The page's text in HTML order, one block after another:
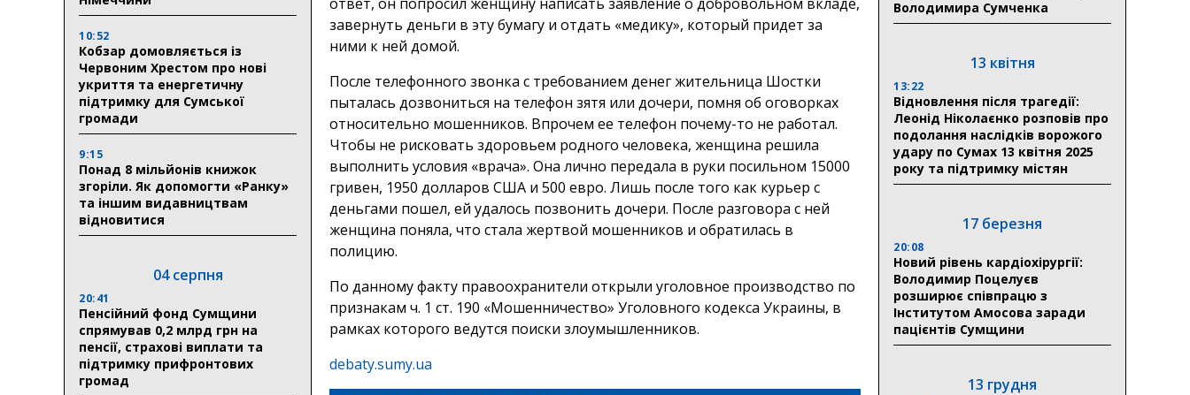
10:52
Кобзар домовляється із
Червоним Хрестом про нові
укриття та енергетичну
підтримку для Сумської
громади
9:15
Понад 8 мільйонів книжок
згоріли. Як допомогти «Ранку»
та іншим видавництвам
відновитися
04 серпня
20:41
Пенсійний фонд Сумщини
спрямував 0,2 млрд грн на
пенсії, страхові виплати та
підтримку прифронтових
громад
завернуть деньги в эту бумагу и отдать «медику», который придет за
ними к ней домой.
После телефонного звонка с требованием денег жительница Шостки
пыталась дозвониться на телефон зятя или дочери, помня об оговорках
относительно мошенников. Впрочем ее телефон почему-то не работал.
Чтобы не рисковать здоровьем родного человека, женщина решила
выполнить условия «врача». Она лично передала в руки посильном 15000
гривен, 1950 долларов США и 500 евро. Лишь после того как курьер с
деньгами пошел, ей удалось позвонить дочери. После разговора с ней
женщина поняла, что стала жертвой мошенников и обратилась в
полицию.
По данному факту правоохранители открыли уголовное производство по
признакам ч. 1 ст. 190 «Мошенничество» Уголовного кодекса Украины, в
рамках которого ведутся поиски злоумышленников.
debaty.sumy.ua
Володимира Сумченка
13 квітня
13:22
Відновлення після трагедії:
Леонід Ніколаєнко розповів про
подолання наслідків ворожого
удару по Сумах 13 квітня 2025
року та підтримку містян
17 березня
20:08
Новий рівень кардіохірургії:
Володимир Поцелуєв
розширює співпрацю з
Інститутом Амосова заради
пацієнтів Сумщини
13 грудня